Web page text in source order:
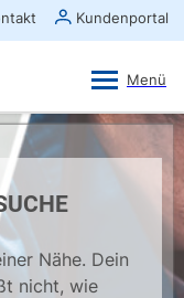
Nähe. Dein
nicht, wie
Ansehen